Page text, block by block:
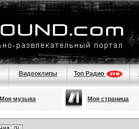
Видеоклипы Топ Радио
Моя музыка Моя страница